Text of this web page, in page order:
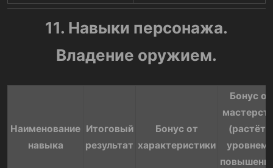
11. Навыки персонажа.
Владение оружием.
Наименование
навыка​
Итоговый
результат​
Бонус от
характеристики​
Бонус от
(растёт с
уровнем